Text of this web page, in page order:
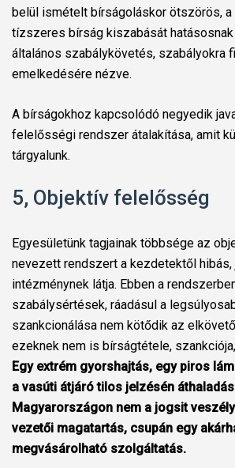
belül ismételt bírságoláskor ötszörös, a
tízszeres bírság kiszabását hatásosnak
általános szabálykövetés, szabályokra
emelkedésére nézve.
A bírságokhoz kapcsolódó negyedik
felelősségi rendszer átalakítása, amit
tárgyalunk.
5, Objektív felelősség
Egyesületünk tagjainak többsége az
nevezett rendszert a kezdetektől hibás,
intézménynek látja. Ebben a
szabálysértések, ráadásul a
szankcionálása nem kötődik az
ezeknek nem is bírságtétele, szankciója,
Egy extrém gyorshajtás, egy piros
a vasúti átjáró tilos jelzésén
Magyarországon nem a jogsit
vezetői magatartás, csupán egy
megvásárolható szolgáltatás.